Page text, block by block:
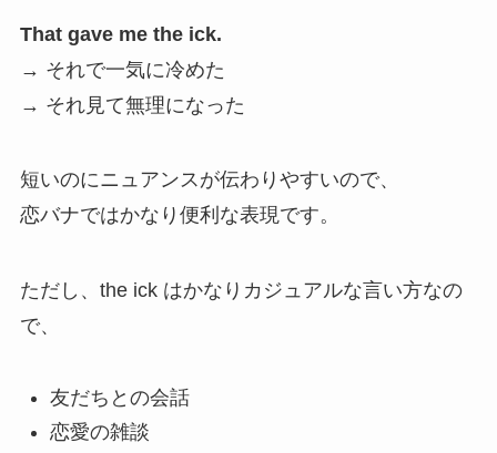
That gave me the ick.
→ それで一気に冷めた
→ それ見て無理になった
短いのにニュアンスが伝わりやすいので、
恋バナではかなり便利な表現です。
ただし、the ick はかなりカジュアルな言い方なの
で、
友だちとの会話
恋愛の雑談